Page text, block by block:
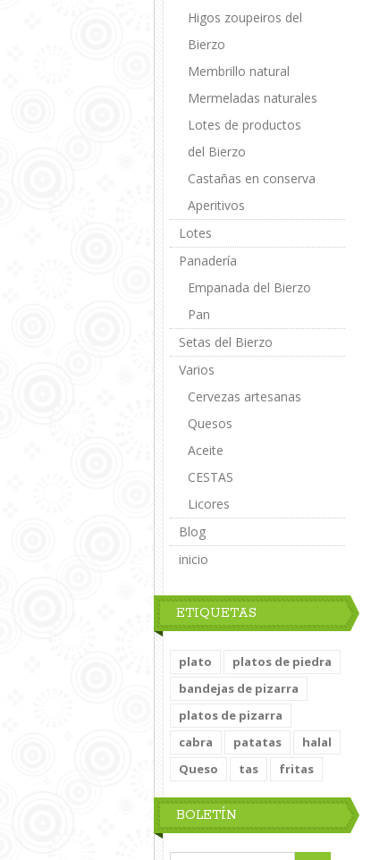
Higos zoupeiros del
Bierzo
Membrillo natural
Mermeladas naturales
Lotes de productos
del Bierzo
Castañas en conserva
Aperitivos
Lotes
Panadería
Empanada del Bierzo
Pan
Setas del Bierzo
Varios
Cervezas artesanas
Quesos
Aceite
CESTAS
Licores
Blog
inicio
ETIQUETAS
plato
platos de piedra
bandejas de pizarra
platos de pizarra
cabra
patatas
halal
Queso
tas fritas
BOLETÍN